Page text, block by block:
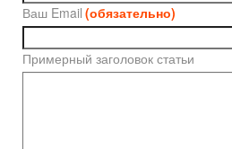
Ваш Email (обязательно)
Примерный заголовок статьи